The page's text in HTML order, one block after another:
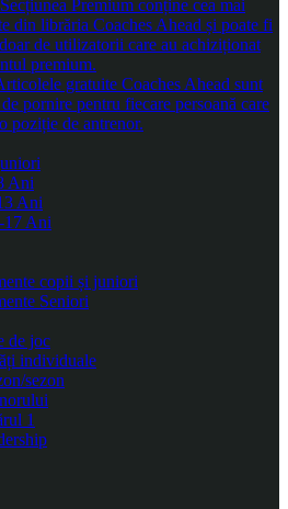
Secțiunea Premium conține cea mai
din librăria Coaches Ahead și poate fi
de utilizatorii care au achiziționat
premium.
gratuite Coaches Ahead sunt
pornire pentru fiecare persoană care
poziție de antrenor.
Ani
Ani
17 Ani
copii și juniori
Seniori
de joc
individuale
sezon
1